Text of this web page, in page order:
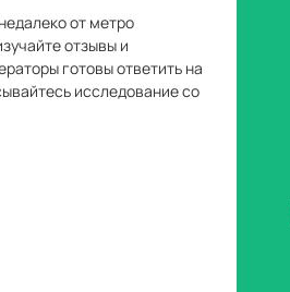
от метро
отзывы и
готовы ответить на
исследование со